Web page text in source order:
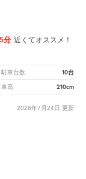
分 近くてオススメ！
駐車台数 10台
車高 210cm
2026年7月24日 更新